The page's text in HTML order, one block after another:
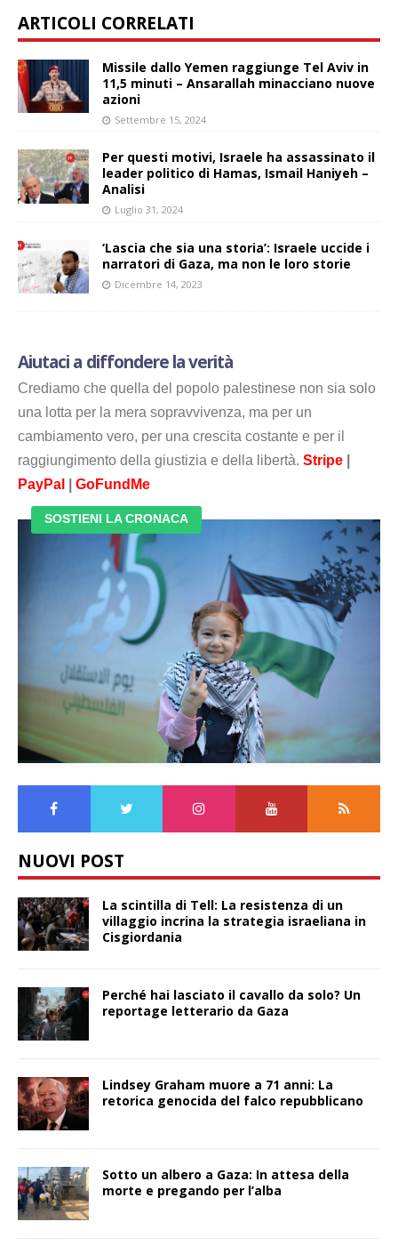
ARTICOLI CORRELATI
Missile dallo Yemen raggiunge Tel Aviv in
11,5 minuti – Ansarallah minacciano nuove
azioni
Settembre 15, 2024
Per questi motivi, Israele ha assassinato il
leader politico di Hamas, Ismail Haniyeh –
Analisi
Luglio 31, 2024
‘Lascia che sia una storia’: Israele uccide i
narratori di Gaza, ma non le loro storie
Dicembre 14, 2023
Aiutaci a diffondere la verità
Crediamo che quella del popolo palestinese non sia solo
una lotta per la mera sopravvivenza, ma per un
cambiamento vero, per una crescita costante e per il
raggiungimento della giustizia e della libertà. Stripe
PayPal
GoFundMe
SOSTIENI LA CRONACA
NUOVI POST
La scintilla di Tell: La resistenza di un
villaggio incrina la strategia israeliana in
Cisgiordania
Perché hai lasciato il cavallo da solo? Un
reportage letterario da Gaza
Lindsey Graham muore a 71 anni: La
retorica genocida del falco repubblicano
Sotto un albero a Gaza: In attesa della
morte e pregando per l’alba